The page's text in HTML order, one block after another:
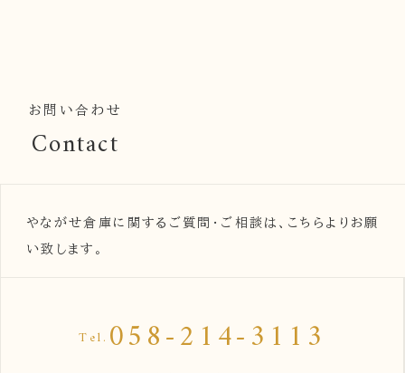
お問い合わせ
Contact
やながせ倉庫に関するご質問・ご相談は、こちらよりお願
い致します。
Tel. 058-214-3113